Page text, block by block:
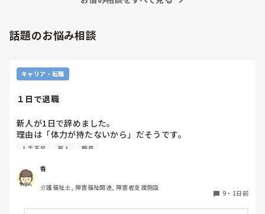
いままでの私に対しての悪行についても一緒に…)について
たた、あくまで手紙(質問書)のなかのことで、私としては、
たとえ気に入らない職員がいたとしてもみんなの目に見える
の気に入らない職員にお土産をお裾分けをしないということ
としてまかり通るのでしょうか?
話題のお悩み相談
キャリア・転職
１日で退職
新人が1日で辞めました。
理由は「体力が持たないから」だそうです。
皆さんはありますか？
人手不足 新人 職員
香
介護福祉士, 障害福祉関連, 障害者支援施設
9 ・ 1日前